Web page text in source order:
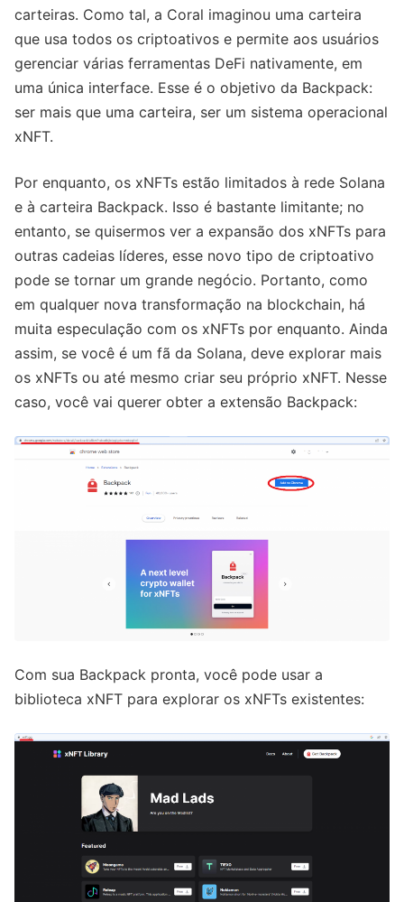
carteiras. Como tal, a Coral imaginou uma carteira
que usa todos os criptoativos e permite aos usuários
gerenciar várias ferramentas DeFi nativamente, em
uma única interface. Esse é o objetivo da Backpack:
ser mais que uma carteira, ser um sistema operacional
xNFT.
Por enquanto, os xNFTs estão limitados à rede Solana
e à carteira Backpack. Isso é bastante limitante; no
entanto, se quisermos ver a expansão dos xNFTs para
outras cadeias líderes, esse novo tipo de criptoativo
pode se tornar um grande negócio. Portanto, como
em qualquer nova transformação na blockchain, há
muita especulação com os xNFTs por enquanto. Ainda
assim, se você é um fã da Solana, deve explorar mais
os xNFTs ou até mesmo criar seu próprio xNFT. Nesse
caso, você vai querer obter a extensão Backpack:
Com sua Backpack pronta, você pode usar a
biblioteca xNFT para explorar os xNFTs existentes: